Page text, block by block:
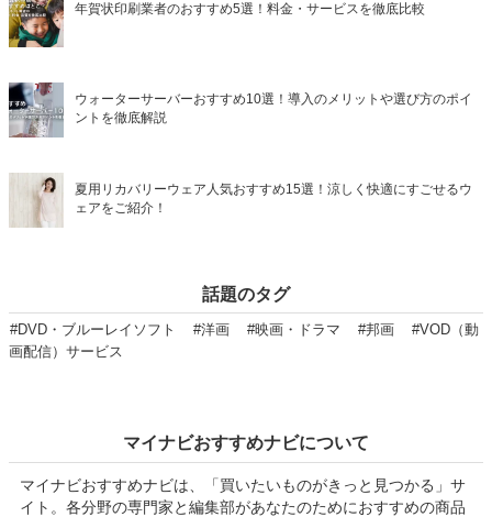
年賀状印刷業者のおすすめ5選！料金・サービスを徹底比較
ウォーターサーバーおすすめ10選！導入のメリットや選び方のポイ
ントを徹底解説
夏用リカバリーウェア人気おすすめ15選！涼しく快適にすごせるウ
ェアをご紹介！
話題のタグ
#DVD・ブルーレイソフト #洋画 #映画・ドラマ #邦画
#VOD（動
画配信）サービス
マイナビおすすめナビについて
マイナビおすすめナビは、「買いたいものがきっと見つかる」サ
イト。各分野の専門家と編集部があなたのためにおすすめの商品